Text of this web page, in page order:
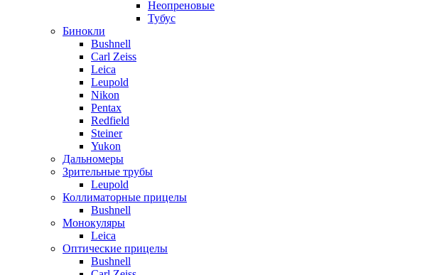
Неопреновые
Тубус
Бинокли
Bushnell
Carl Zeiss
Leica
Leupold
Nikon
Pentax
Redfield
Steiner
Yukon
Дальномеры
Зрительные трубы
Leupold
Коллиматорные прицелы
Bushnell
Монокуляры
Leica
Оптические прицелы
Bushnell